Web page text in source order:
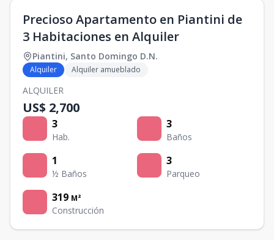
Precioso Apartamento en Piantini de
3 Habitaciones en Alquiler
Piantini, Santo Domingo D.N.
Alquiler Alquiler amueblado
ALQUILER
US$ 2,700
3
Hab.
3
Baños
1
½ Baños
3
Parqueo
319 M²
Construcción